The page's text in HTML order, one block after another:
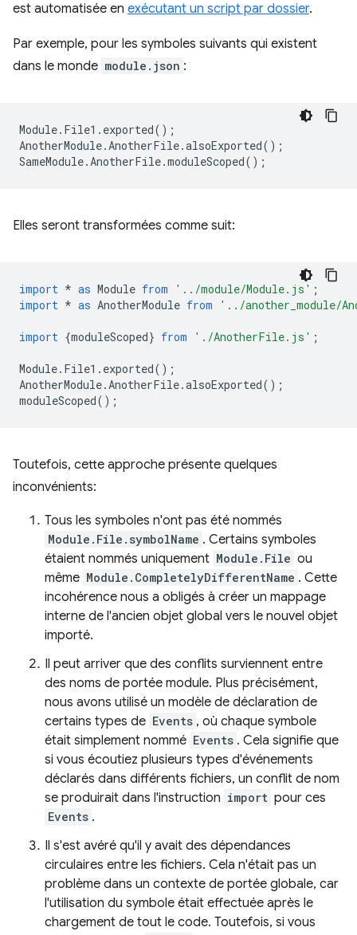
est automatisée en exécutant un script par dossier.
Par exemple, pour les symboles suivants qui existent
dans le monde module.json :
Module. File1 . exported();
AnotherModule.AnotherFile.alsoExported();
SameModule.AnotherFile.moduleScoped();
Elles seront transformées comme suit:
import * as Module from '../module/Module.js' ;
import * as AnotherModule from '../another_module/
import {moduleScoped} from './AnotherFile.js' ;
Module. File1 . exported();
AnotherModule.AnotherFile.alsoExported();
moduleScoped();
Toutefois, cette approche présente quelques
inconvénients:
Tous les symboles n'ont pas été nommés
Module.File.symbolName . Certains symboles
étaient nommés uniquement Module.File ou
même Module.CompletelyDifferentName . Cette
incohérence nous a obligés à créer un mappage
interne de l'ancien objet global vers le nouvel objet
importé.
Il peut arriver que des conflits surviennent entre
des noms de portée module. Plus précisément,
nous avons utilisé un modèle de déclaration de
certains types de Events , où chaque symbole
était simplement nommé Events . Cela signifie que
si vous écoutiez plusieurs types d'événements
déclarés dans différents fichiers, un conflit de nom
se produirait dans l'instruction import pour ces
Events .
Il s'est avéré qu'il y avait des dépendances
circulaires entre les fichiers. Cela n'était pas un
problème dans un contexte de portée globale, car
l'utilisation du symbole était effectuée après le
chargement de tout le code. Toutefois, si vous